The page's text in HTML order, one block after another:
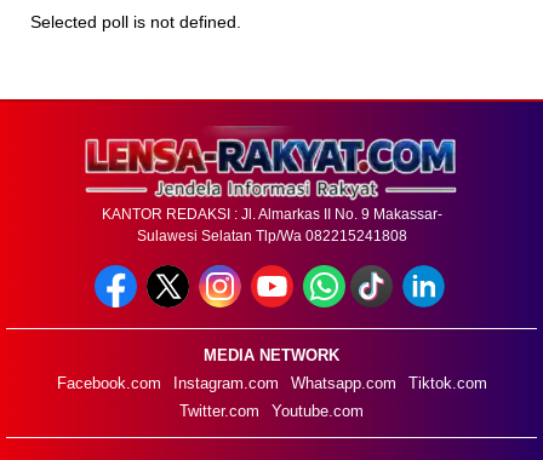
Selected poll is not defined.
KANTOR REDAKSI : Jl. Almarkas II No. 9 Makassar-
Sulawesi Selatan Tlp/Wa 082215241808
MEDIA NETWORK
Facebook.com
Instagram.com Whatsapp.com
Tiktok.com
Twitter.com
Youtube.com